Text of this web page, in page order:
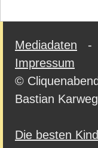
Mediadaten -
Impressum
©
Bastian
Die besten